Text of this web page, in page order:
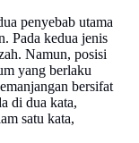
penyebab utama
Pada kedua jenis
Namun, posisi
yang berlaku
bersifat
di dua kata,
satu kata,